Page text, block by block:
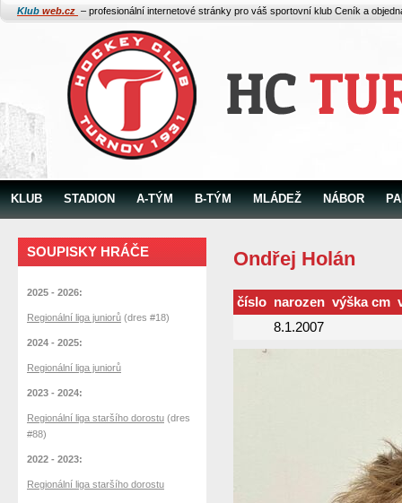
Klub web.cz – profesionální internetové stránky pro váš sportovní klub Ceník a
KLUB STADION A-TÝM B-TÝM MLÁDEŽ NÁBOR
Ondřej Holán
číslo narozen výška cm
8.1.2007
SOUPISKY HRÁČE
2025 - 2026:
Regionální liga juniorů (dres #18)
2024 - 2025:
Regionální liga juniorů
2023 - 2024:
Regionální liga staršího dorostu (dres
#88)
2022 - 2023:
Regionální liga staršího dorostu